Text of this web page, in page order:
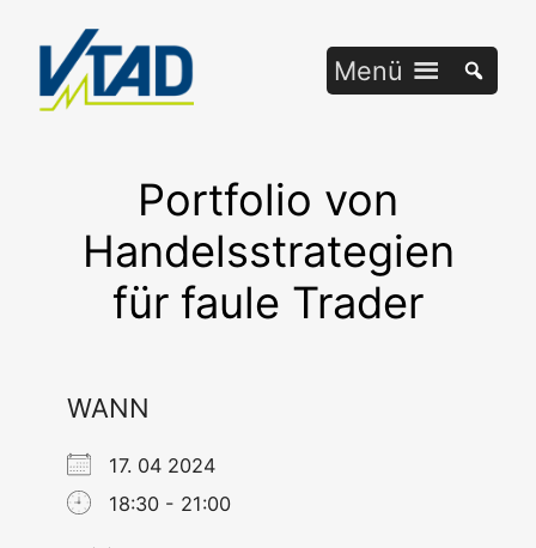
springen
Menü
Portfolio von
Handelsstrategien
für faule Trader
WANN
17. 04 2024
18:30 - 21:00